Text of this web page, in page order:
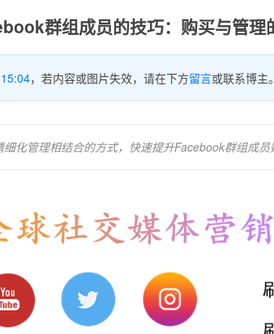
群组成员的技巧：购买与管理
，若内容或图片失效，请在下方留言或联系博主。
化管理相结合的方式，快速提升Facebook群组成员